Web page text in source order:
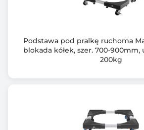
Podstawa pod pralkę ruchoma
blokada kółek, szer. 700-
200kg